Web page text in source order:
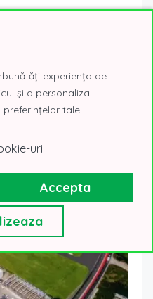
în sistem “build to
de Jos, care a ajuns să
experiența de
și a personaliza
tale.
uri
Accepta